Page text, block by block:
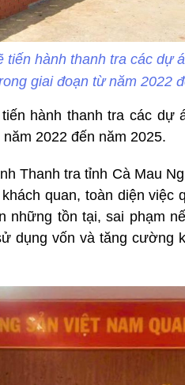
tiến hành thanh tra các dự
giai đoạn từ năm 2022
hành thanh tra các dự
2022 đến năm 2025.
Thanh tra tỉnh Cà Mau
quan, toàn diện
những tồn tại, sai phạm
dụng vốn và tăng cường